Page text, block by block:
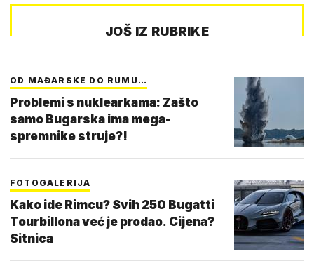
JOŠ IZ RUBRIKE
OD MAĐARSKE DO RUMU…
Problemi s nuklearkama: Zašto
samo Bugarska ima mega-
spremnike struje?!
FOTOGALERIJA
Kako ide Rimcu? Svih 250 Bugatti
Tourbillona već je prodao. Cijena?
Sitnica